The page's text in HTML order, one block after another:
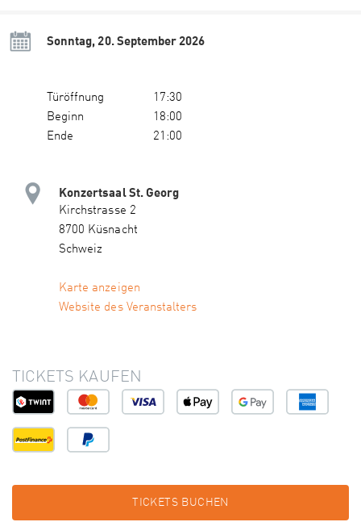
Sonntag, 20. September 2026
Türöffnung
17:30
Beginn
18:00
Ende
21:00
Konzertsaal St. Georg
Kirchstrasse 2
8700 Küsnacht
Schweiz
Karte anzeigen
Website des Veranstalters
TICKETS KAUFEN
TICKETS BUCHEN